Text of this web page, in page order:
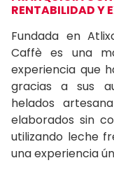
RENTABILIDAD Y
Fundada en
Caffè es una
experiencia que
gracias a sus
helados
elaborados sin
utilizando leche
una experiencia